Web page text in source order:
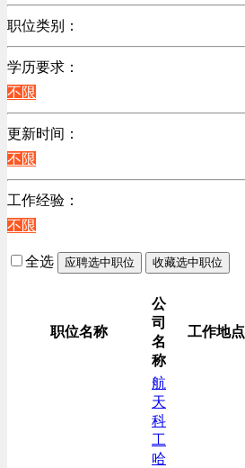
不限
北京
广东
江苏
陕西
浙江
辽宁
上海
职位类别：
不限
机械制造/仪器仪表类
计算机硬件类
销售管理类
计算机软件类
贸易/物流/仓储/采购类
客服及凯发娱乐网址的技术支持类
高级管理类
电子/电器/半导体类
电力电气/能源/自动化
程序/语言开发类
互联网/电子商务/游戏类
通信/移动互联网/手机类
学历要求：
不限
更新时间：
不限
工作经验：
不限
全选 应聘选中职位 收藏选中职位
职位名称
公
司
名
称
工作地点
航
天
科
工
哈